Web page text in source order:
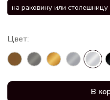
на раковину или столешницу
В